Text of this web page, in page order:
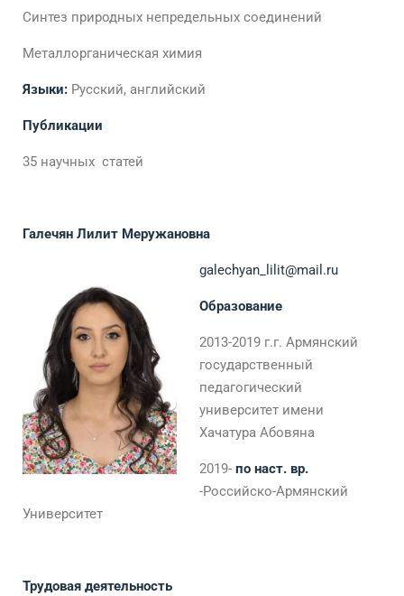
Синтез природных непредельных соединений
Металлорганическая химия
Языки: Русский, английский
Публикации
35 научных статей
Галечян Лилит Меружановна
galechyan_lilit@mail.ru
Образование
2013-2019 г.г. Армянский
государственный
педагогический
университет имени
Хачатура Абовяна
2019- по наст. вр.
-Российско-Армянский
Университет
Трудовая деятельность